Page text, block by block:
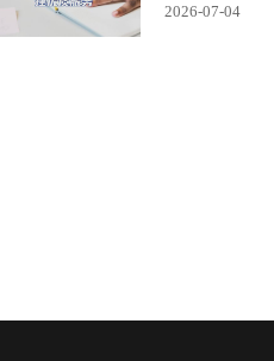
2026-07-04